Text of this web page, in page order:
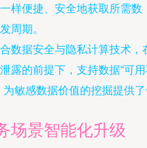
样便捷、安全地获取所需数
周期。
合数据安全与隐私计算技术，
露的前提下，支持数据“可
敏感数据价值的挖掘提供
场景智能化升级